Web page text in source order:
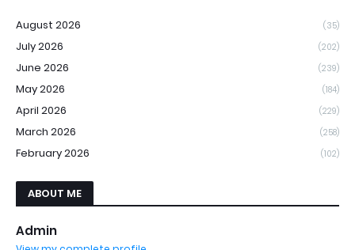
August 2026 (35)
July 2026 (202)
June 2026 (239)
May 2026 (184)
April 2026 (229)
March 2026 (258)
February 2026 (102)
ABOUT ME
Admin